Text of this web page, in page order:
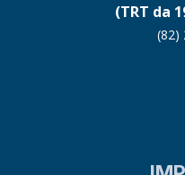
(TRT da
(82)